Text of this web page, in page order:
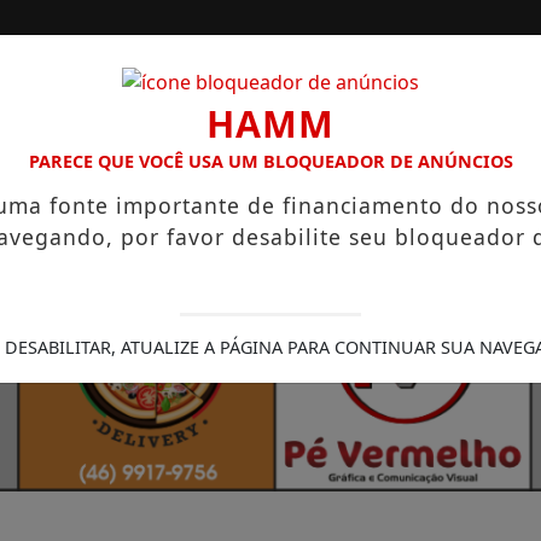
INÍCIO
SALÁRIOS QUE CHEGAM A R$ 3,8 MIL IGREJA DO DIVINO
HAMM
PARECE QUE VOCÊ USA UM BLOQUEADOR DE ANÚNCIOS
fonte importante de financiamento do
por favor desabilite seu bloqueador
DESABILITAR, ATUALIZE A PÁGINA PARA CONTINUAR SUA